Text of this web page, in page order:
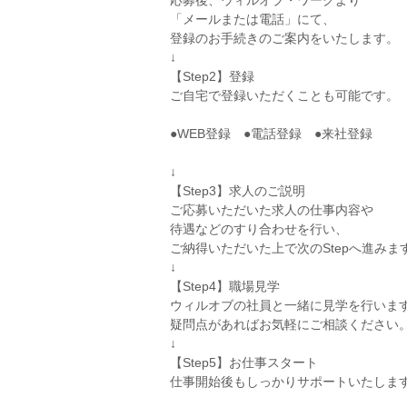
「メールまたは電話」にて、
登録のお手続きのご案内をいたします。
↓
【Step2】登録
ご自宅で登録いただくことも可能です。
●WEB登録 ●電話登録 ●来社登録
↓
【Step3】求人のご説明
ご応募いただいた求人の仕事内容や
待遇などのすり合わせを行い、
ご納得いただいた上で次のStepへ進みま
↓
【Step4】職場見学
ウィルオブの社員と一緒に見学を行います
疑問点があればお気軽にご相談ください。
↓
【Step5】お仕事スタート
仕事開始後もしっかりサポートいたします